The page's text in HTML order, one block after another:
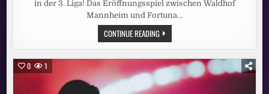
in der 3. Liga! Das Eröffnungsspiel zwischen Waldhof
Mannheim und Fortuna…
CONTINUE READING3.
LIGA
KOMPLETT
LIVE
BEI
MAGENTASPORT:
HEISSE D
ISKUSSIONEN B
0 1